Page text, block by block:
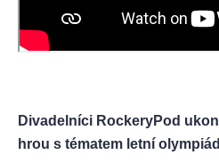
Divadelníci RockeryPod
hrou s tématem letní